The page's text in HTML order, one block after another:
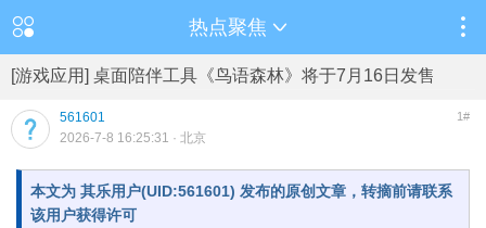
热点聚焦
[游戏应用] 桌面陪伴工具《鸟语森林》将于7月16日发售
561601 1#
2026-7-8 16:25:31 · 北京
本文为 其乐用户(UID:561601) 发布的原创文章，转摘前请联系
该用户获得许可